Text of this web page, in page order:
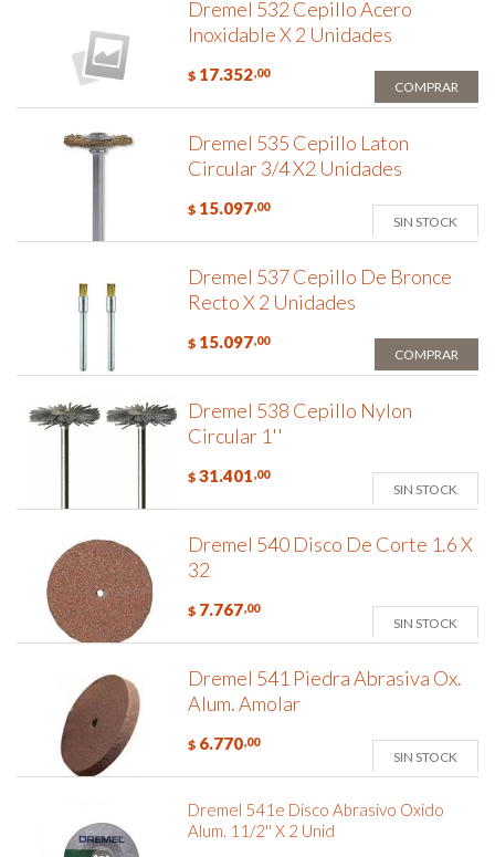
Dremel 532 Cepillo Acero
Inoxidable X 2 Unidades
$ 17.352,00
COMPRAR
Dremel 535 Cepillo Laton
Circular 3/4 X2 Unidades
$ 15.097,00
SIN STOCK
Dremel 537 Cepillo De Bronce
Recto X 2 Unidades
$ 15.097,00
COMPRAR
Dremel 538 Cepillo Nylon
Circular 1''
$ 31.401,00
SIN STOCK
Dremel 540 Disco De Corte 1.6 X
32
$ 7.767,00
SIN STOCK
Dremel 541 Piedra Abrasiva Ox.
Alum. Amolar
$ 6.770,00
SIN STOCK
Dremel 541e Disco Abrasivo Oxido
Alum. 11/2'' X 2 Unid